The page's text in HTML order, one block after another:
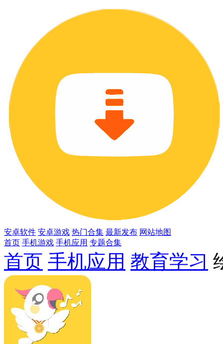
安卓软件 安卓游戏 热门合集 最新发布 网站地图
首页 手机游戏 手机应用 专题合集
首页 手机应用 教育学习